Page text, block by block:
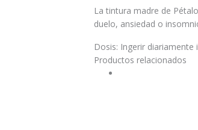
La tintura madre de
duelo, ansiedad o
Dosis: Ingerir
Productos relacionados